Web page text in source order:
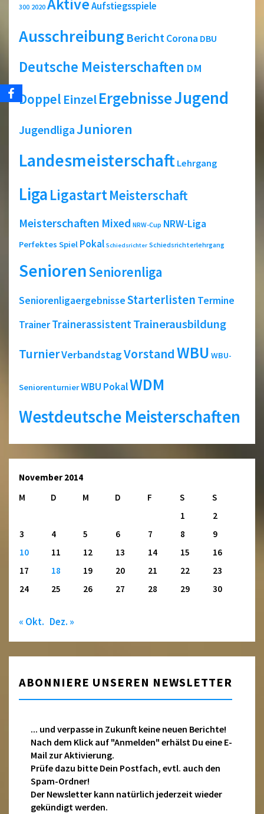
300 2020 Aufstiegsspiele
Ausschreibung BerichtCorona DBU
Deutsche Meisterschaften DM
Doppel EinzelErgebnisseJugend
JugendligaJunioren
Landesmeisterschaft Lehrgang
LigaLigastartMeisterschaft
Meisterschaften Mixed NRW-Cup NRW-Liga
Perfektes Spiel Pokal Schiedsrichter Schiedsrichterlehrgang
SeniorenSeniorenliga
SeniorenligaergebnisseStarterlisten Termine
TrainerTrainerassistentTrainerausbildung
TurnierVerbandstagVorstandWBU WBU-
SeniorenturnierWBU PokalWDM
Westdeutsche Meisterschaften
November 2014
M
D M D F S
S
1
2
3
4 5 6 7 8
9
10
11 12 13 14 15
16
17
18 19 20 21 22
23
24
25 26 27 28 29 30
« Okt. Dez. »
ABONNIERE UNSEREN NEWSLETTER
... und verpasse in Zukunft keine neuen Berichte!
Nach dem Klick auf "Anmelden" erhälst Du eine E-
Mail zur Aktivierung.
Prüfe dazu bitte Dein Postfach, evtl. auch den
Spam-Ordner!
Der Newsletter kann natürlich jederzeit wieder
gekündigt werden.